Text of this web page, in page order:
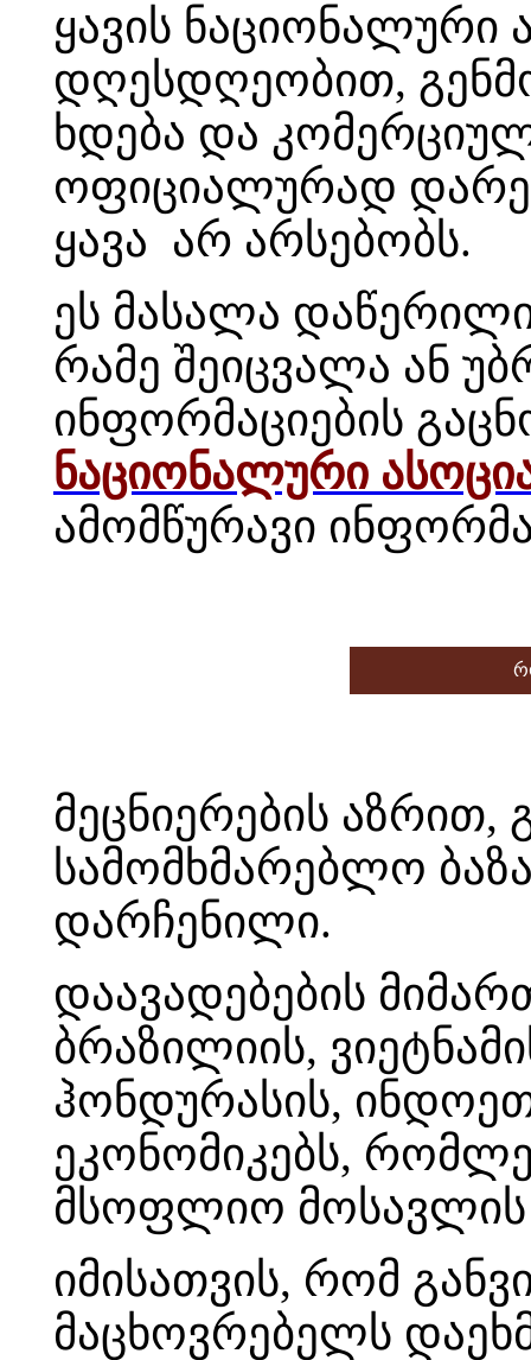
ყავის ნაციონალური
დღესდღეობით,
ხდება და
ოფიციალურად
ყავა არ არსებობს.
ეს მასალა
რამე შეიცვალა ან
ინფორმაციების
ნაციონალური
ამომწურავი
მეცნიერების
სამომხმარებლო
დარჩენილი.
დაავადებების
ბრაზილიის,
ჰონდურასის,
ეკონომიკებს,
მსოფლიო მოსავლის
იმისათვის, რომ
მაცხოვრებელს